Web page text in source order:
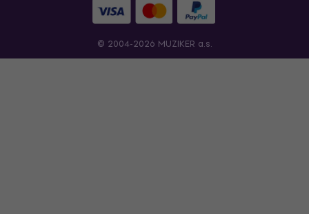
© 2004-2026 MUZIKER a.s.